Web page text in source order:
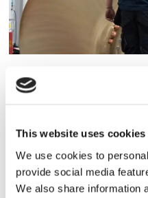
This website uses cookies
We use cookies to
provide social media
We also share information
Storaffären:
Propulsion